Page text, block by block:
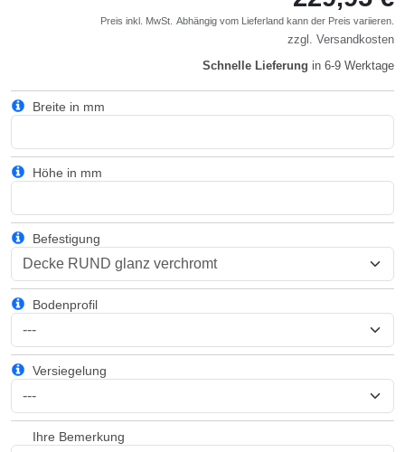
Preis inkl. MwSt. Abhängig vom Lieferland kann der Preis variieren.
zzgl. Versandkosten
Schnelle Lieferung in 6-9 Werktage
Breite in mm
Höhe in mm
Befestigung
Bodenprofil
Versiegelung
Ihre Bemerkung